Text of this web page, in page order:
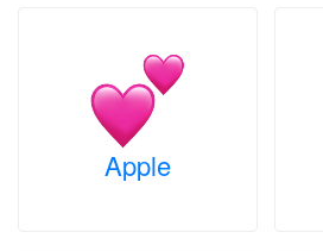
Apple